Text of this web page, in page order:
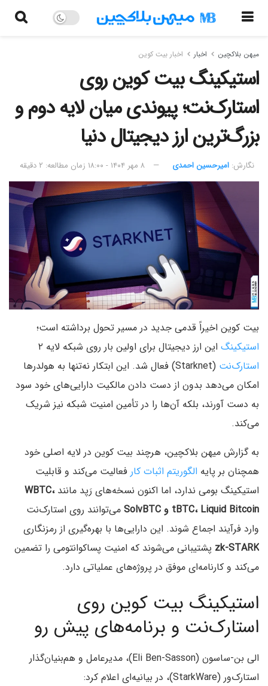
میهن بلاکچین اخبار اخبار بیت کوین
استیکینگ بیت کوین روی
استارک‌نت؛ پیوندی میان لایه دوم و
بزرگ‌ترین ارز دیجیتال دنیا
نگارش:‌ امیرحسین احمدی ۸ مهر ۱۴۰۴ - ۱۸:۰۰ زمان مطالعه: ۲ دقیقه
بیت کوین اخیراً قدمی جدید در مسیر تحول برداشته است؛
استیکینگ این ارز دیجیتال برای اولین بار روی شبکه لایه‌ ۲
استارک‌نت
(Starknet) فعال شد. این ابتکار نه‌تنها به هولدرها
امکان می‌دهد بدون از دست دادن مالکیت دارایی‌های خود سود
به دست آورند، بلکه آن‌ها را در تأمین امنیت شبکه نیز شریک
می‌کند.
به گزارش میهن بلاکچین، هرچند بیت کوین در لایه اصلی خود
همچنان بر پایه الگوریتم اثبات کار فعالیت می‌کند و قابلیت
استیکینگ بومی ندارد، اما اکنون نسخه‌های رَپد مانندWBTC،
tBTC، Liquid Bitcoin و SolvBTC
می‌توانند روی استارک‌نت
وارد فرآیند اجماع شوند. این دارایی‌ها با بهره‌گیری از رمزنگاری
zk-STARK پشتیبانی می‌شوند که امنیت پساکوانتومی را تضمین
می‌کند و کارنامه‌ای موفق در پروژه‌های عملیاتی دارد.
استیکینگ بیت کوین روی
استارک‌نت و برنامه‌های پیش رو
الی بن-ساسون (Eli Ben-Sasson)، مدیرعامل و هم‌بنیان‌گذار
استارک‌ور (StarkWare)، در بیانیه‌ای اعلام کرد: